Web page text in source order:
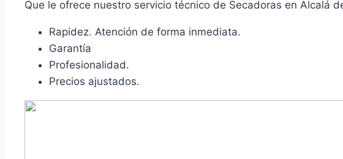
Que le ofrece nuestro servicio técnico de Secadoras en Alcalá
Rapidez. Atención de forma inmediata.
Garantía
Profesionalidad.
Precios ajustados.